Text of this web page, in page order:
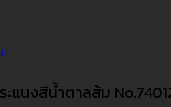
ะแนงสีน้ำตาลส้ม